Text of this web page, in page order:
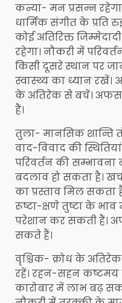
कन्या- मन प्रसन्न
धार्मिक संगीत के प्रति
कोई अतिरिक्त
रहेगा। नौकरी में
किसी दूसरे स्थान पर
स्वास्थ्‍य का ध्यान
के अतिरेक से बचें।
हैं।
तुला- मानसिक शान्ति
वाद-विवाद की
परिवर्तन की सम्भावना
बदलाव हो सकता है।
का प्रस्ताव मिल सकता
रूष्टा-क्षणे तुष्टा के
परेशान कर सकती हैं।
सकते हैं।
वृश्चिक- क्रोध के
रहें। रहन-सहन कष्टमय
कारोबार में लाभ बढ़